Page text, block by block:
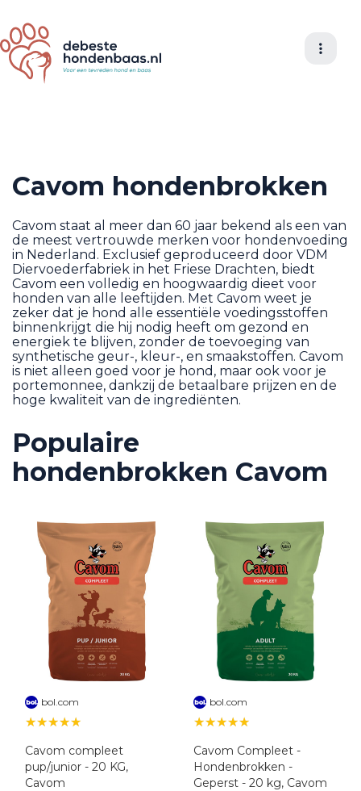
Cavom hondenbrokken
Cavom staat al meer dan 60 jaar bekend als een van
de meest vertrouwde merken voor hondenvoeding
in Nederland. Exclusief geproduceerd door VDM
Diervoederfabriek in het Friese Drachten, biedt
Cavom een volledig en hoogwaardig dieet voor
honden van alle leeftijden. Met Cavom weet je
zeker dat je hond alle essentiële voedingsstoffen
binnenkrijgt die hij nodig heeft om gezond en
energiek te blijven, zonder de toevoeging van
synthetische geur-, kleur-, en smaakstoffen. Cavom
is niet alleen goed voor je hond, maar ook voor je
portemonnee, dankzij de betaalbare prijzen en de
hoge kwaliteit van de ingrediënten.
Populaire
hondenbrokken Cavom
bol.com
★★★★★
Cavom compleet
pup/junior - 20 KG,
Cavom
bol.com
★★★★★
Cavom Compleet -
Hondenbrokken -
Geperst - 20 kg, Cavom